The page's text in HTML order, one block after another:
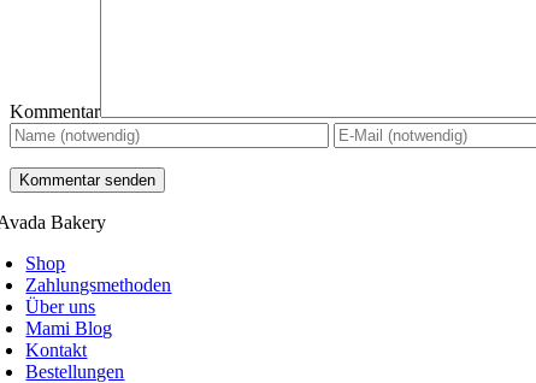
Kommentar
Shop
Zahlungsmethoden
Über uns
Mami Blog
Kontakt
Bestellungen